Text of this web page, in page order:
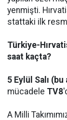
yenmişti.
stattaki ilk
Türkiye-
saat kaçta?
5 Eylül Salı (bu
mücadele TV8
A Milli